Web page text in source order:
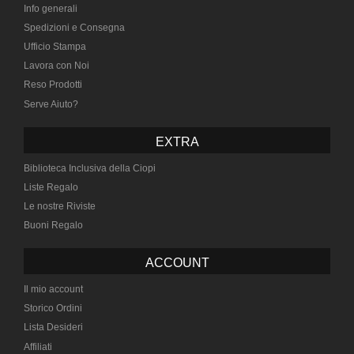
Info generali
Spedizioni e Consegna
Ufficio Stampa
Lavora con Noi
Reso Prodotti
Serve Aiuto?
EXTRA
Biblioteca Inclusiva della Ciopi
Liste Regalo
Le nostre Riviste
Buoni Regalo
ACCOUNT
Il mio account
Storico Ordini
Lista Desideri
Affiliati